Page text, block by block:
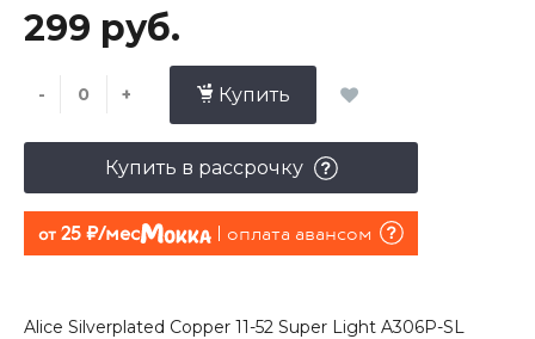
299 руб.
- + Купить
Купить в рассрочку
от 25 руб./мес оплата авансом
Alice Silverplated Copper 11-52 Super Light A306P-SL